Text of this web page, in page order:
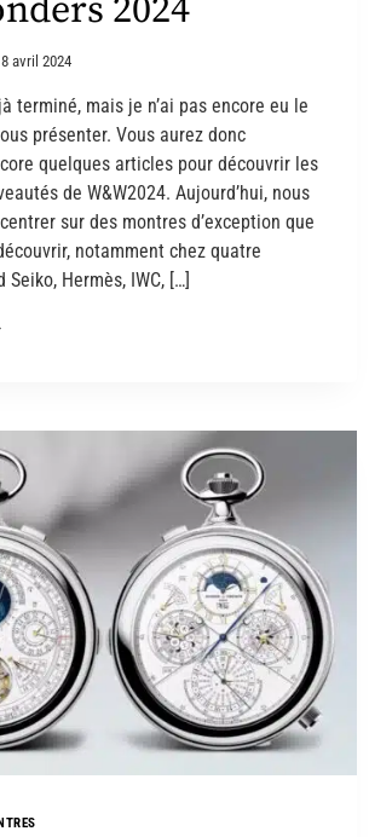
2024
avril 2024
terminé, mais je n’ai pas encore eu le
présenter. Vous aurez donc
quelques articles pour découvrir les
de W&W2024. Aujourd’hui, nous
sur des montres d’exception que
notamment chez quatre
Seiko, Hermès, IWC, […]